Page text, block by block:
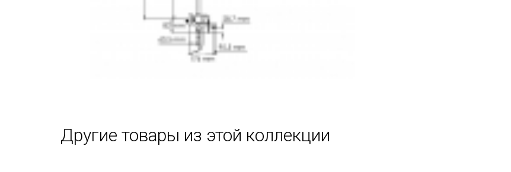
Другие товары из этой коллекции